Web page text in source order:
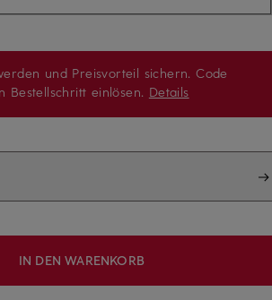
und Preisvorteil sichern. Code
Bestellschritt einlösen. Details
IN DEN WARENKORB